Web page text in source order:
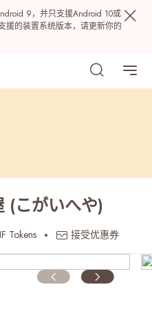
9，并只支援Android 10或
援的装置系统版本，请更新你的
(こがいへや)
Tokens 接受优惠券